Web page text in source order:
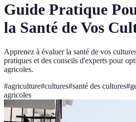
Guide Pratique
la Santé de Vos
Apprenez à évaluer la santé de vos
pratiques et des conseils d'experts pour
agricoles.
#agriculture#cultures#santé des cultures#
agricoles